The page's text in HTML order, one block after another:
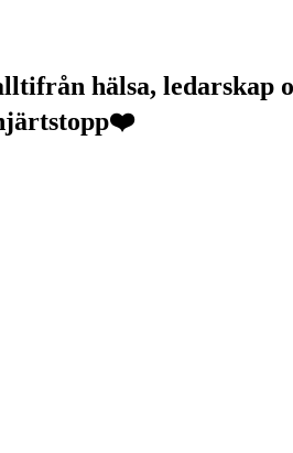
hälsa, ledarskap